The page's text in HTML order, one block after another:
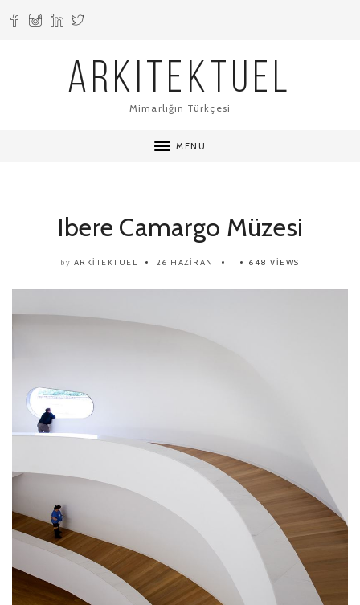
ARKITEKTUEL
Mimarlığın Türkçesi
MENU
Ibere Camargo Müzesi
by ARKITEKTUEL 26 HAZIRAN 648 VIEWS